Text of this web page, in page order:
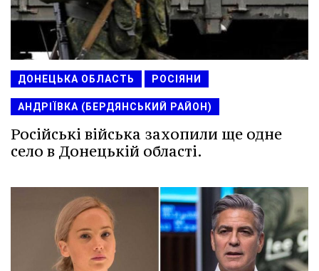
ДОНЕЦЬКА ОБЛАСТЬ РОСІЯНИ
АНДРІЇВКА (БЕРДЯНСЬКИЙ РАЙОН)
Російські війська захопили ще одне
село в Донецькій області.